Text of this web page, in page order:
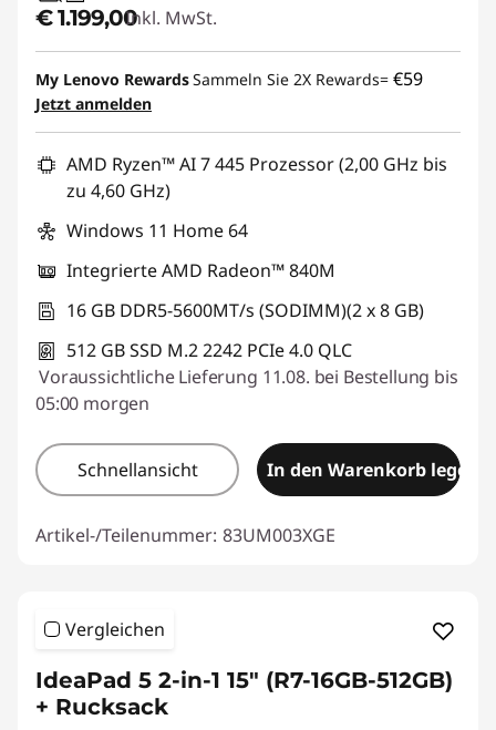
€ 1.199,00Inkl. MwSt.
My Lenovo RewardsSammeln Sie 2X Rewards= €59
Jetzt anmelden
AMD Ryzen™ AI 7 445 Prozessor (2,00 GHz bis
zu 4,60 GHz)
Windows 11 Home 64
Integrierte AMD Radeon™ 840M
16 GB DDR5-5600MT/s (SODIMM)(2 x 8 GB)
512 GB SSD M.2 2242 PCIe 4.0 QLC
Voraussichtliche Lieferung 11.08. bei Bestellung bis
05:00 morgen
Schnellansicht In den Warenkorb legen
Artikel-/Teilenummer: 83UM003XGE
Vergleichen
IdeaPad 5 2-in-1 15" (R7-16GB-512GB)
+ Rucksack